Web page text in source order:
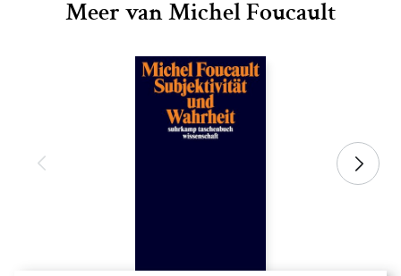
Meer van Michel Foucault